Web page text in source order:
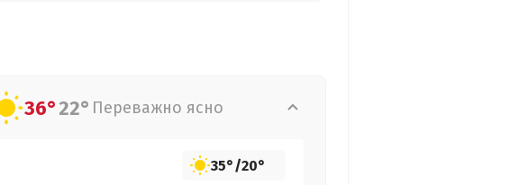
36°22° Переважно ясно
35°/20°